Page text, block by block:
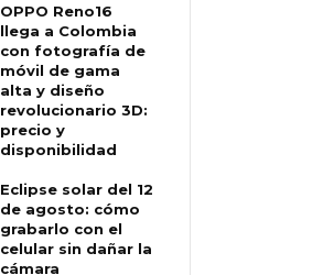
OPPO Reno16
llega a Colombia
con fotografía de
móvil de gama
alta y diseño
revolucionario 3D:
precio y
disponibilidad
Eclipse solar del 12
de agosto: cómo
grabarlo con el
celular sin dañar la
cámara